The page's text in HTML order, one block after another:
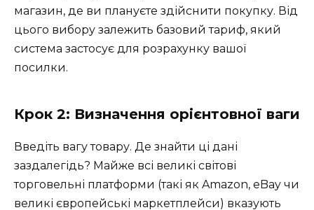
магазин, де ви плануєте здійснити покупку. Від
цього вибору залежить базовий тариф, який
система застосує для розрахунку вашої
посилки.
Крок 2: Визначення орієнтовної ваги
Введіть вагу товару. Де знайти ці дані
заздалегідь? Майже всі великі світові
торговельні платформи (такі як Amazon, eBay чи
великі європейські маркетплейси) вказують